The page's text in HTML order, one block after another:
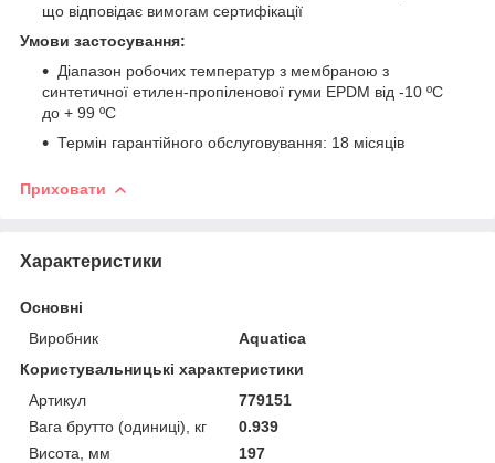
що відповідає вимогам сертифікації
Умови застосування:
Діапазон робочих температур з мембраною з
синтетичної етилен-пропіленової гуми EPDM від -10 ºС
до + 99 ºС
Термін гарантійного обслуговування: 18 місяців
Приховати
Характеристики
Основні
Виробник
Aquatica
Користувальницькі характеристики
Артикул
779151
Вага брутто (одиниці), кг
0.939
Висота, мм
197